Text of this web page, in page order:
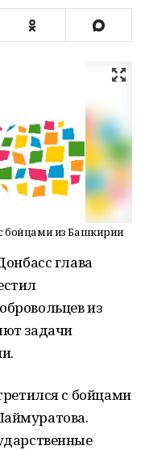
бойцами из Башкирии
глава
из
задачи
с бойцами